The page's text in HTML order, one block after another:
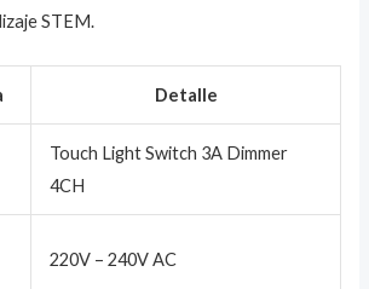
STEM.
Detalle
Touch Light Switch 3A Dimmer
4CH
220V – 240V AC